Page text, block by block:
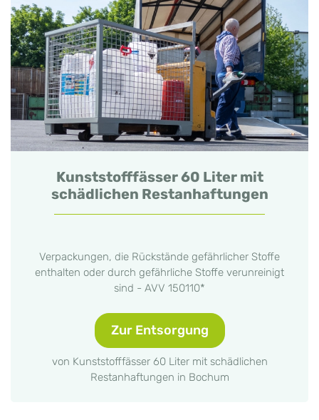
Kunststofffässer 60 Liter mit
schädlichen Restanhaftungen
Verpackungen, die Rückstände gefährlicher Stoffe
enthalten oder durch gefährliche Stoffe verunreinigt
sind - AVV 150110*
Zur Entsorgung
von Kunststofffässer 60 Liter mit schädlichen
Restanhaftungen in Bochum